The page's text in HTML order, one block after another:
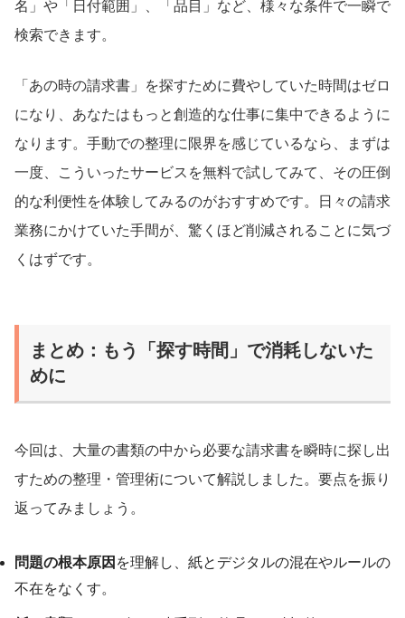
名」や「日付範囲」、「品目」など、様々な条件で一瞬で
検索できます。
「あの時の請求書」を探すために費やしていた時間はゼロ
になり、あなたはもっと創造的な仕事に集中できるように
なります。手動での整理に限界を感じているなら、まずは
一度、こういったサービスを無料で試してみて、その圧倒
的な利便性を体験してみるのがおすすめです。日々の請求
業務にかけていた手間が、驚くほど削減されることに気づ
くはずです。
まとめ：もう「探す時間」で消耗しないた
めに
今回は、大量の書類の中から必要な請求書を瞬時に探し出
すための整理・管理術について解説しました。要点を振り
返ってみましょう。
問題の根本原因 を理解し、紙とデジタルの混在やルールの
不在をなくす。